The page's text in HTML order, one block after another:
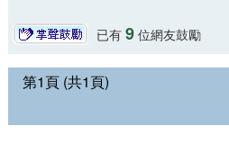
已有 9位網友鼓勵
第1頁 (共1頁)